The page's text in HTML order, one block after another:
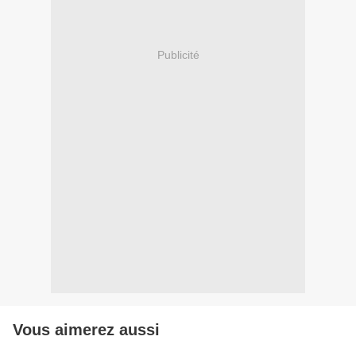
Publicité
Vous aimerez aussi